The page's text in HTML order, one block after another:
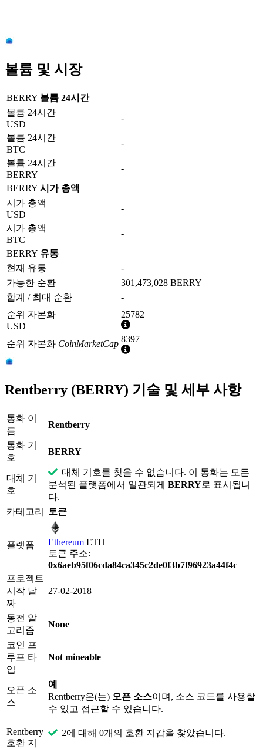
볼륨 및 시장
BERRY 볼륨 24시간
볼륨 24시간
USD
-
볼륨 24시간
BTC
-
볼륨 24시간
BERRY
-
BERRY 시가 총액
시가 총액
USD
-
시가 총액
BTC
-
BERRY 유통
현재 유통
-
가능한 순환
301,473,028 BERRY
합계 / 최대 순환
-
순위 자본화
USD
25782
추
가
정
순위 자본화 CoinMarketCap 8397
추
보
Rentberry (BERRY) 기술 및 세부 사항
통화 이
름
Rentberry
통화 기
호
BERRY
대체 기
호
대체 기호를 찾을 수 없습니다. 이 통화는 모든
분석된 플랫폼에서 일관되게 BERRY로 표시됩니
다.
카테고리
토큰
플랫폼 Ethereum ETH
토큰 주소:
0x6aeb95f06cda84ca345c2de0f3b7f96923a44f4c
프로젝트
시작 날
짜
27-02-2018
동전 알
고리즘
None
코인 프
루프 타
입
Not mineable
오픈 소
스
예
Rentberry은(는) 오픈 소스이며, 소스 코드를 사용할
수 있고 접근할 수 있습니다.
Rentberry
호환 지
2에 대해 0개의 호환 지갑을 찾았습니다.